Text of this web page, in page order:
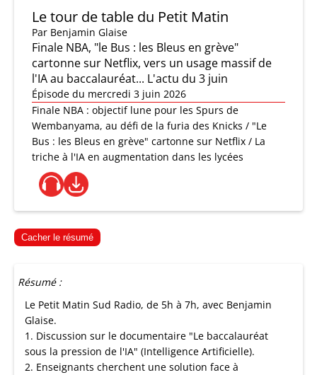
Le tour de table du Petit Matin
Par Benjamin Glaise
Finale NBA, "le Bus : les Bleus en grève"
cartonne sur Netflix, vers un usage massif de
l'IA au baccalauréat... L'actu du 3 juin
Épisode du mercredi 3 juin 2026
Finale NBA : objectif lune pour les Spurs de
Wembanyama, au défi de la furia des Knicks / "Le
Bus : les Bleus en grève" cartonne sur Netflix / La
triche à l'IA en augmentation dans les lycées
Cacher le résumé
Résumé :
Le Petit Matin Sud Radio, de 5h à 7h, avec Benjamin
Glaise.
1. Discussion sur le documentaire "Le baccalauréat
sous la pression de l'IA" (Intelligence Artificielle).
2. Enseignants cherchent une solution face à